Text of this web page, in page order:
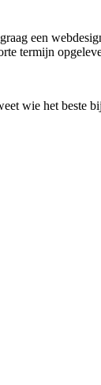
een
termijn
wie het beste